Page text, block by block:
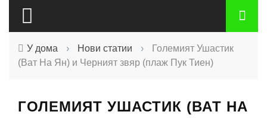
У дома › Нови статии ›
Големият Ушастик
(Ват На Ян) и Черният звяр (плаж Пук Тиен)
ГОЛЕМИЯТ УШАСТИК (ВАТ НА